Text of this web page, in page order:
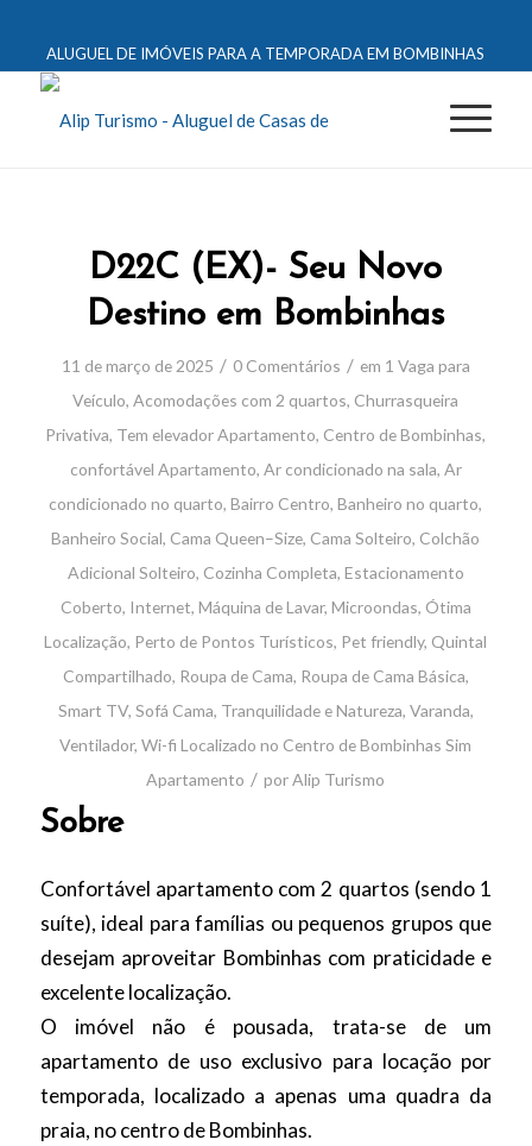
ALUGUEL DE IMÓVEIS PARA A TEMPORADA EM BOMBINHAS
D22C (EX)- Seu Novo
Destino em Bombinhas
11 de março de 2025 / 0 Comentários / em 1 Vaga para
Veículo,Acomodações com 2 quartos, Churrasqueira
Privativa, Tem elevador Apartamento, Centro de Bombinhas,
confortável Apartamento, Ar condicionado na sala, Ar
condicionado no quarto,Bairro Centro,Banheiro no quarto,
Banheiro Social, Cama Queen–Size, Cama Solteiro, Colchão
Adicional Solteiro, Cozinha Completa, Estacionamento
Coberto, Internet, Máquina de Lavar, Microondas, Ótima
Localização, Perto de Pontos Turísticos, Pet friendly, Quintal
Compartilhado, Roupa de Cama, Roupa de Cama Básica,
Smart TV, Sofá Cama, Tranquilidade e Natureza, Varanda,
Ventilador,Wi-fi Localizado no Centro de Bombinhas Sim
Apartamento / porAlip Turismo
Sobre
Confortável apartamento com 2 quartos (sendo 1
suíte), ideal para famílias ou pequenos grupos que
desejam aproveitar Bombinhas com praticidade e
excelente localização.
O imóvel não é pousada, trata-se de um
apartamento de uso exclusivo para locação por
temporada, localizado a apenas uma quadra da
praia, no centro de Bombinhas.